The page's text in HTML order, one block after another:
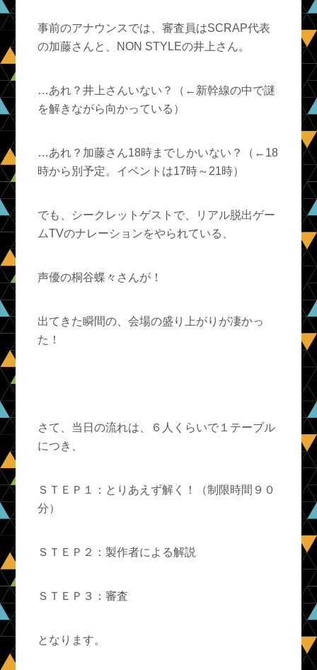
事前のアナウンスでは、審査員はSCRAP代表
の加藤さんと、NON STYLEの井上さん。
…あれ？井上さんいない？（←新幹線の中で謎
を解きながら向かっている）
…あれ？加藤さん18時までしかいない？（←18
時から別予定。イベントは17時～21時）
でも、シークレットゲストで、リアル脱出ゲー
ムTVのナレーションをやられている、
声優の桐谷蝶々さんが！
出てきた瞬間の、会場の盛り上がりが凄かっ
た！
さて、当日の流れは、６人くらいで１テーブル
につき、
ＳＴＥＰ１：とりあえず解く！（制限時間９０
分）
ＳＴＥＰ２：製作者による解説
ＳＴＥＰ３：審査
となります。